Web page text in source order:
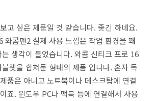
고 싶은 제품일 것 같습니다. 좋긴 하네요.
와콤펜2 실제 사용 느낌은 작업 환경을 꽤
생각이 들었습니다. 와콤 신티크 프로 16
렛을 합쳐둔 형태의 제품 입니다. 혼자 독
품은 아니고 노트북이나 데스크탑에 연결
죠. 윈도우 PC나 맥북 등에 연결해서 사용